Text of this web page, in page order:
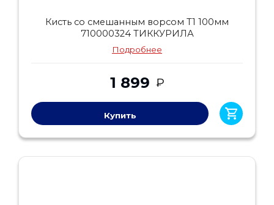
Кисть со смешанным ворсом Т1 100мм
710000324 ТИККУРИЛА
Подробнее
1 899 ₽
Купить